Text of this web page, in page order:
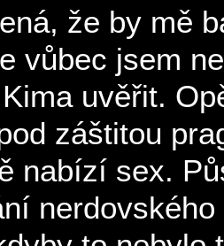
že by mě
vůbec jsem
uvěřit.
záštitou
nabízí sex.